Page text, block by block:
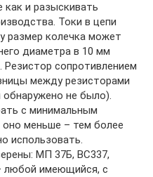
и разыскивать
Токи в цепи
размер колечка может
диаметра в 10 мм
сопротивлением
между резисторами
не было).
с минимальным
меньше – тем более
использовать.
МП 37Б, BC337,
любой имеющийся, с